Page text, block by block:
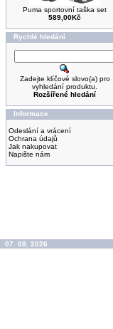
Puma sportovní taška set
589,00Kč
Rychlé hledání
Zadejte klíčové slovo(a) pro
vyhledání produktu.
Rozšířené hledání
Informace
Odeslání a vrácení
Ochrana údajů
Jak nakupovat
Napište nám
07. 08. 2026